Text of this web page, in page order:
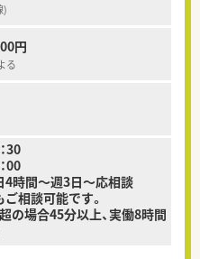
)
円
る
30
00
時間～週3日～応相談
相談可能です。
の場合45分以上、実働8時間